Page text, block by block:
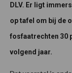
DLV. Er ligt
op tafel om bij de
fosfaatrechten 30
volgend jaar.